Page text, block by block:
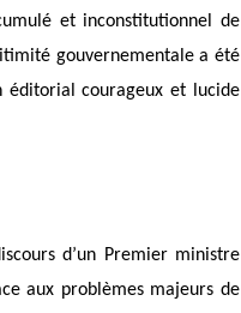
et inconstitutionnel de
gouvernementale a été
éditorial courageux et lucide
d’un Premier ministre
aux problèmes majeurs de